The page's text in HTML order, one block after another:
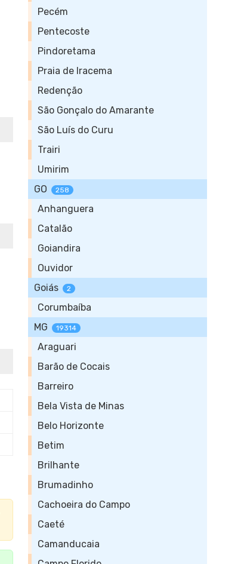
Pecém
Pentecoste
Pindoretama
Praia de Iracema
Redenção
São Gonçalo do Amarante
São Luís do Curu
Trairi
Umirim
GO
258
Anhanguera
Catalão
Goiandira
Ouvidor
Goiás
2
Corumbaíba
MG
19314
Araguari
Barão de Cocais
Barreiro
Bela Vista de Minas
Belo Horizonte
Betim
Brilhante
Brumadinho
Cachoeira do Campo
Caeté
Camanducaia